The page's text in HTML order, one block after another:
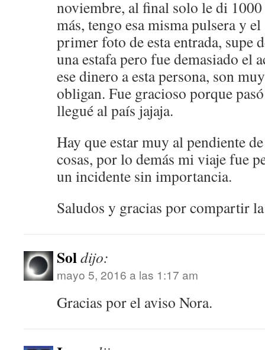
noviembre, al final solo le di
más, tengo esa misma pulsera y
primer foto de esta entrada, supe
una estafa pero fue demasiado el
ese dinero a esta persona, son
obligan. Fue gracioso porque
llegué al país jajaja.
Hay que estar muy al pendiente
cosas, por lo demás mi viaje fue
un incidente sin importancia.
Saludos y gracias por compartir
Soldijo:
mayo 5, 2016 a las 1:17 am
Gracias por el aviso Nora.